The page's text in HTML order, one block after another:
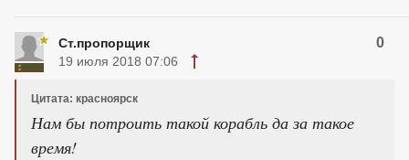
Ст.пропорщик 0
19 июля 2018 07:06
Цитата: красноярск
Нам бы потроить такой корабль да за такое
время!